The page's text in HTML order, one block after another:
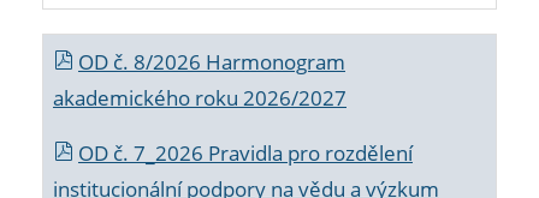
OD č. 8/2026 Harmonogram
akademického roku 2026/2027
OD č. 7_2026 Pravidla pro rozdělení
institucionální podpory na vědu a výzkum